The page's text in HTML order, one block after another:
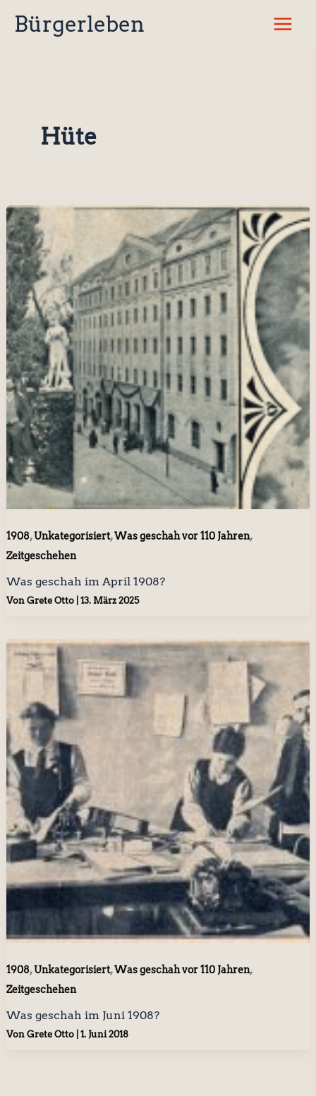
InhaltBürgerleben
Hüte
1908,Unkategorisiert,Was geschah vor 110 Jahren,
Zeitgeschehen
Was geschah im April 1908?
Von Grete Otto 13. März 2025
1908,Unkategorisiert,Was geschah vor 110 Jahren,
Zeitgeschehen
Was geschah im Juni 1908?
Von Grete Otto 1. Juni 2018